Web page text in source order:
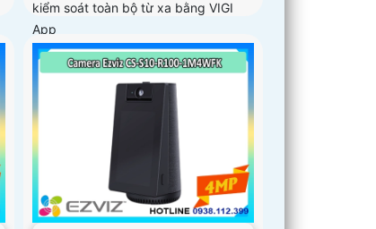
kiểm soát toàn bộ từ xa bằng VIGI
App